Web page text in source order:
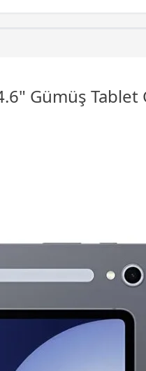
Gümüş Tablet